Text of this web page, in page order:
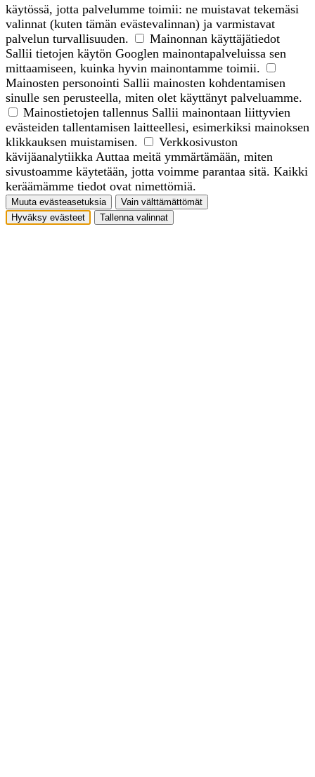
käytössä, jotta palvelumme toimii: ne muistavat tekemäsi
valinnat (kuten tämän evästevalinnan) ja varmistavat
palvelun turvallisuuden.
Mainonnan käyttäjätiedot
Sallii tietojen käytön Googlen mainontapalveluissa sen
mittaamiseen, kuinka hyvin mainontamme toimii.
Mainosten personointi Sallii mainosten kohdentamisen
sinulle sen perusteella, miten olet käyttänyt palveluamme.
Mainostietojen tallennus Sallii mainontaan liittyvien
evästeiden tallentamisen laitteellesi, esimerkiksi mainoksen
klikkauksen muistamisen.
Verkkosivuston
kävijäanalytiikka Auttaa meitä ymmärtämään, miten
sivustoamme käytetään, jotta voimme parantaa sitä. Kaikki
keräämämme tiedot ovat nimettömiä.
Muuta evästeasetuksia
Vain välttämättömät
Hyväksy evästeet
Tallenna valinnat